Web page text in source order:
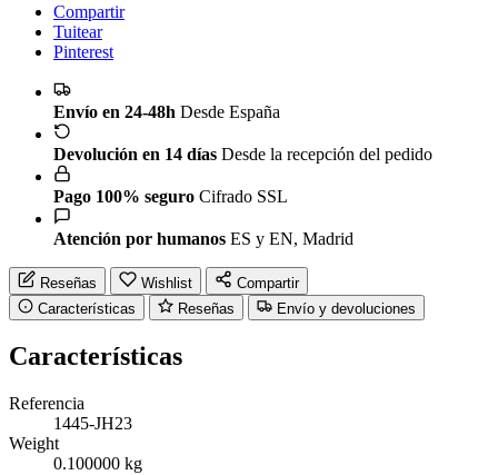
Compartir
Tuitear
Pinterest
Envío en 24-48h Desde España
Devolución en 14 días Desde la recepción del pedido
Pago 100% seguro Cifrado SSL
Atención por humanos ES y EN, Madrid
Reseñas Wishlist
Compartir
Características
Reseñas Envío y devoluciones
Características
Referencia
1445-JH23
Weight
0.100000 kg